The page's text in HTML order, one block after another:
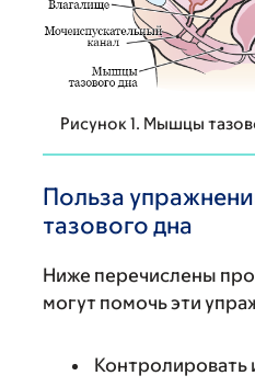
Рисунок 1. Мышцы
Польза
тазового дна
Ниже перечислены
могут помочь эти
Контролировать